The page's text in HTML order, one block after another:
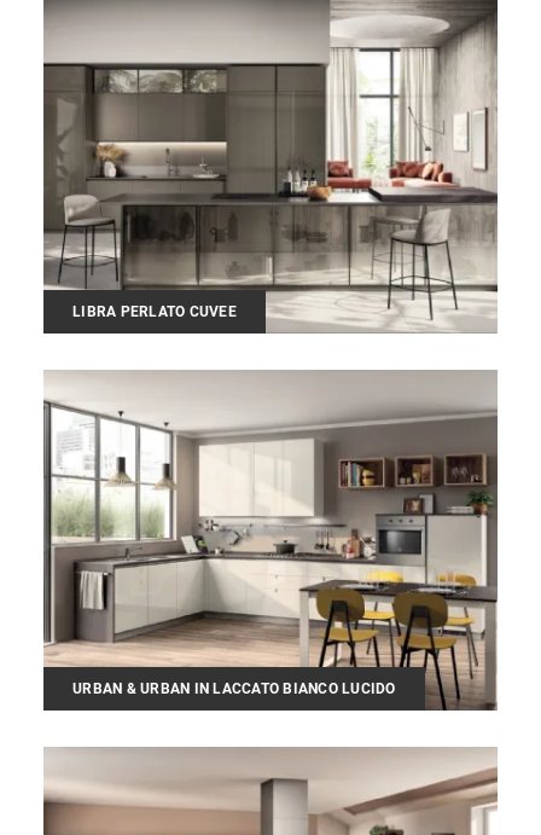
LIBRA PERLATO CUVEE
URBAN & URBAN IN LACCATO BIANCO LUCIDO